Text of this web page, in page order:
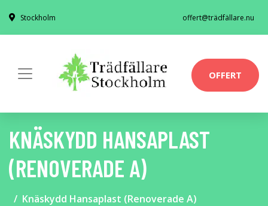
Stockholm offert@trädfällare.nu
OFFERT
KNÄSKYDD HANSAPLAST
(RENOVERADE A)
Knäskydd Hansaplast (Renoverade A)